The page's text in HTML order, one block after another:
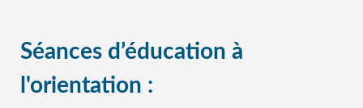
Séances d’éducation à
l'orientation :